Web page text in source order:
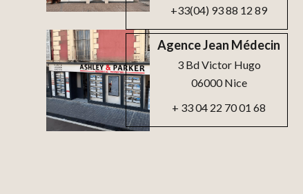
Agence Jean Médecin
3 Bd Victor Hugo
06000 Nice
+ 33 04 22 70 01 68
+33(04) 93 88 12 89